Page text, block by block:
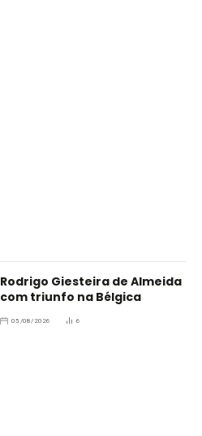
Rodrigo Giesteira de Almeida
com triunfo na Bélgica
05/08/2026 6